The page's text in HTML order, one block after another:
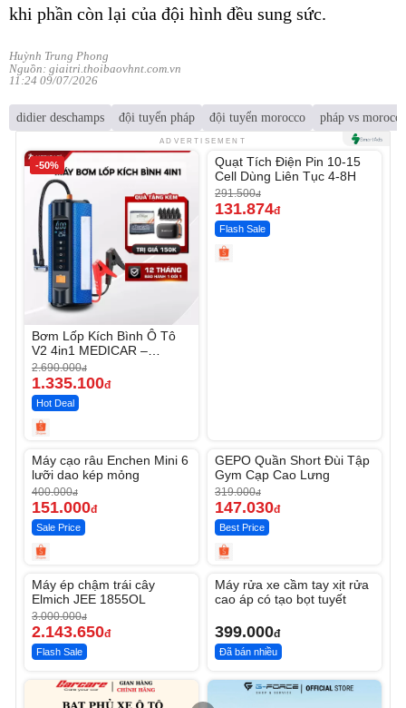
khi phần còn lại của đội hình đều sung sức.
Huỳnh Trung Phong
Nguồn: giaitri.thoibaovhnt.com.vn
11:24 09/07/2026
didier deschamps đội tuyển pháp đội tuyển morocco pháp vs morocco
ADVERTISEMENT
-50%
Bơm Lốp Kích Bình Ô Tô
V2 4in1 MEDICAR –
12.000mAh
2.690.000đ
1.335.100đ
Hot Deal
-54%
Unmute
Quạt Tích Điện Pin 10-15
Cell Dùng Liên Tục 4-8H
291.500đ
131.874đ
Flash Sale
-62%
Máy cạo râu Enchen Mini 6
lưỡi dao kép mỏng
400.000đ
151.000đ
Sale Price
-53%
GEPO Quần Short Đùi Tập
Gym Cạp Cao Lưng
319.000đ
147.030đ
Best Price
-28%
Máy ép chậm trái cây
Elmich JEE 1855OL
3.000.000đ
2.143.650đ
Flash Sale
Máy rửa xe cầm tay xịt rửa
cao áp có tạo bọt tuyết
399.000đ
Đã bán nhiều